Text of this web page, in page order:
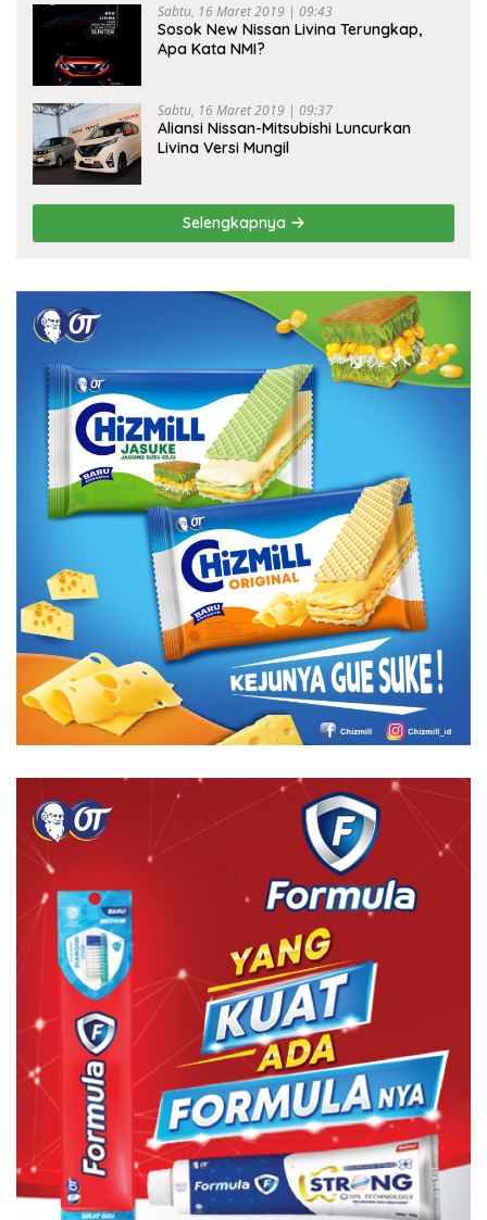
Sabtu, 16 Maret 2019 | 09:43
Sosok New Nissan Livina Terungkap,
Apa Kata NMI?
Sabtu, 16 Maret 2019 | 09:37
Aliansi Nissan-Mitsubishi Luncurkan
Livina Versi Mungil
Selengkapnya